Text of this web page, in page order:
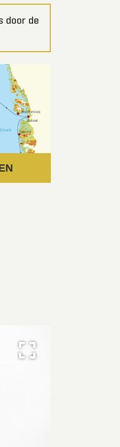
door de